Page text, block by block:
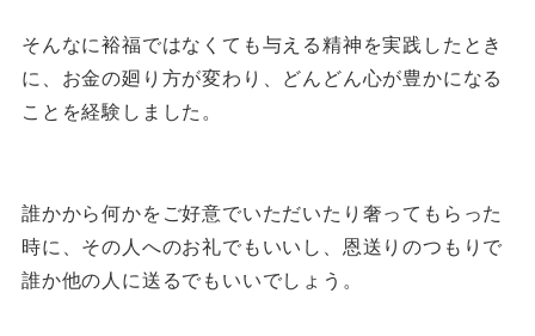
そんなに裕福ではなくても与える精神を実践したとき
に、お金の廻り方が変わり、どんどん心が豊かになる
ことを経験しました。
誰かから何かをご好意でいただいたり奢ってもらった
時に、その人へのお礼でもいいし、恩送りのつもりで
誰か他の人に送るでもいいでしょう。